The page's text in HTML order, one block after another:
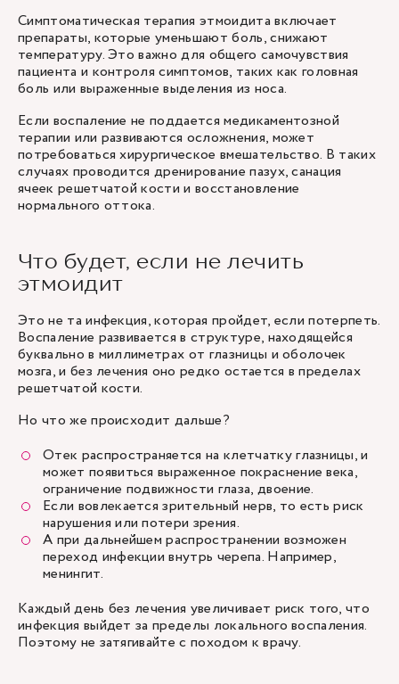
Симптоматическая терапия этмоидита включает
препараты, которые уменьшают боль, снижают
температуру. Это важно для общего самочувствия
пациента и контроля симптомов, таких как головная
боль или выраженные выделения из носа.
Если воспаление не поддается медикаментозной
терапии или развиваются осложнения, может
потребоваться хирургическое вмешательство. В таких
случаях проводится дренирование пазух, санация
ячеек решетчатой кости и восстановление
нормального оттока.
Что будет, если не лечить
этмоидит
Это не та инфекция, которая пройдет, если потерпеть.
Воспаление развивается в структуре, находящейся
буквально в миллиметрах от глазницы и оболочек
мозга, и без лечения оно редко остается в пределах
решетчатой кости.
Но что же происходит дальше?
Отек распространяется на клетчатку глазницы, и
может появиться выраженное покраснение века,
ограничение подвижности глаза, двоение.
Если вовлекается зрительный нерв, то есть риск
нарушения или потери зрения.
А при дальнейшем распространении возможен
переход инфекции внутрь черепа. Например,
менингит.
Каждый день без лечения увеличивает риск того, что
инфекция выйдет за пределы локального воспаления.
Поэтому не затягивайте с походом к врачу.